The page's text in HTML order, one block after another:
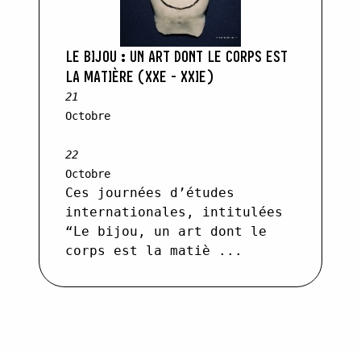
LE BIJOU : UN ART DONT LE CORPS EST
LA MATIÈRE (XXE - XXIE)
21
Octobre
22
Octobre
Ces journées d’études
internationales, intitulées
“Le bijou, un art dont le
corps est la matiè ...